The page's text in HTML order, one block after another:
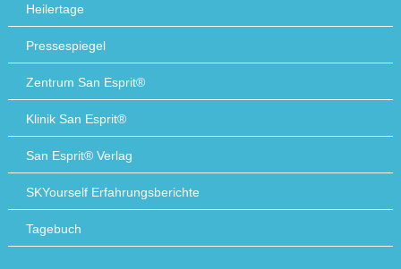
Heilertage
Pressespiegel
Zentrum San Esprit®
Klinik San Esprit®
San Esprit® Verlag
SKYourself Erfahrungsberichte
Tagebuch